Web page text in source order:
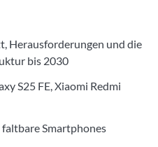
Herausforderungen und die
bis 2030
S25 FE, Xiaomi Redmi
faltbare Smartphones